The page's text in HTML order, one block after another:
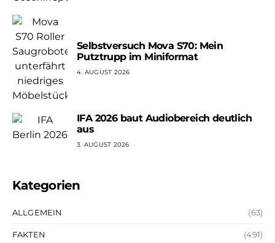
Selbstversuch Mova S70: Mein
Putztrupp im Miniformat
4. AUGUST 2026
IFA 2026 baut Audiobereich deutlich
aus
3. AUGUST 2026
Kategorien
ALLGEMEIN (63)
FAKTEN (491)